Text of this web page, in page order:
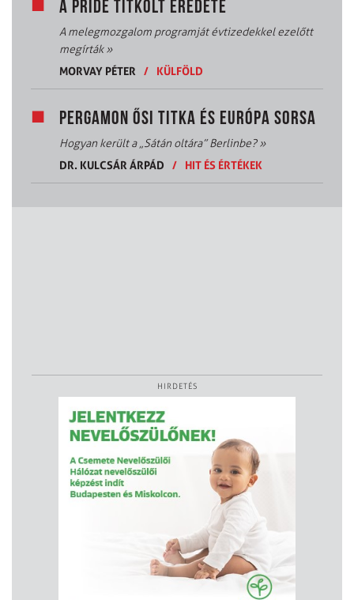
A PRIDE TITKOLT EREDETE
A melegmozgalom programját évtizedekkel ezelőtt
megírták»
MORVAY PÉTER
/ KÜLFÖLD
PERGAMON ŐSI TITKA ÉS EURÓPA SORSA
Hogyan került a „Sátán oltára” Berlinbe?»
DR. KULCSÁR ÁRPÁD
/ HIT ÉS ÉRTÉKEK
HIRDETÉS